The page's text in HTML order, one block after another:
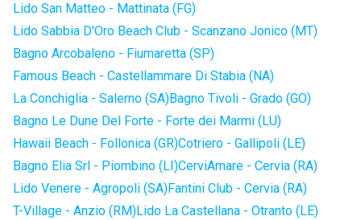
Lido San Matteo - Mattinata (FG)
Lido Sabbia D'Oro Beach Club - Scanzano Jonico (MT)
Bagno Arcobaleno - Fiumaretta (SP)
Famous Beach - Castellammare Di Stabia (NA)
La Conchiglia - Salerno (SA)Bagno Tivoli - Grado (GO)
Bagno Le Dune Del Forte - Forte dei Marmi (LU)
Hawaii Beach - Follonica (GR)Cotriero - Gallipoli (LE)
Bagno Elia Srl - Piombino (LI)CerviAmare - Cervia (RA)
Lido Venere - Agropoli (SA)Fantini Club - Cervia (RA)
T-Village - Anzio (RM)Lido La Castellana - Otranto (LE)